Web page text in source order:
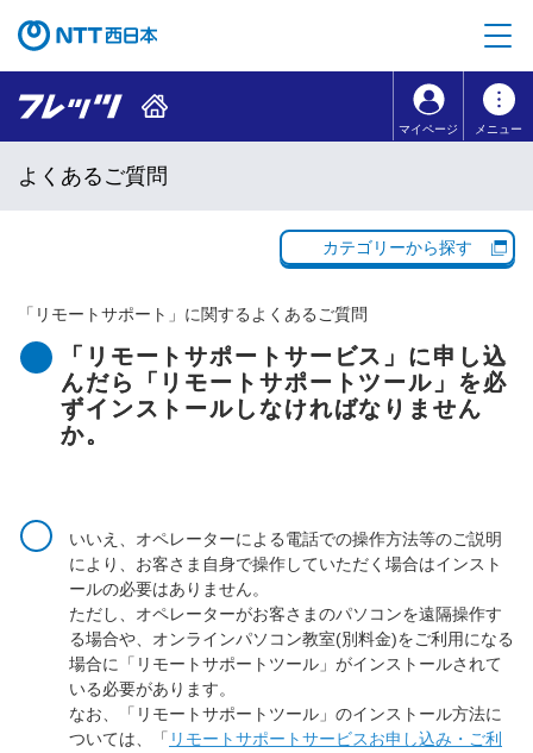
コンテンツのリンクナビゲーションへ移動
マイページ メニュー
よくあるご質問
カテゴリーから探す
「 リモートサポート 」に関するよくあるご質問
「リモートサポートサービス」に申し込
んだら「リモートサポートツール」を必
ずインストールしなければなりません
か。
いいえ、オペレーターによる電話での操作方法等のご説明
により、お客さま自身で操作していただく場合はインスト
ールの必要はありません。
ただし、オペレーターがお客さまのパソコンを遠隔操作す
る場合や、オンラインパソコン教室(別料金)をご利用になる
場合に「リモートサポートツール」がインストールされて
いる必要があります。
なお、「リモートサポートツール」のインストール方法に
ついては、「 リモートサポートサービスお申し込み・ご利